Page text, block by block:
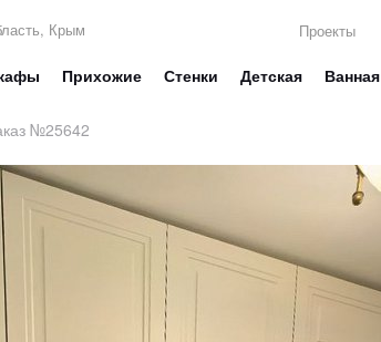
Крым Проекты
Прихожие Стенки Детская Ванная
№25642